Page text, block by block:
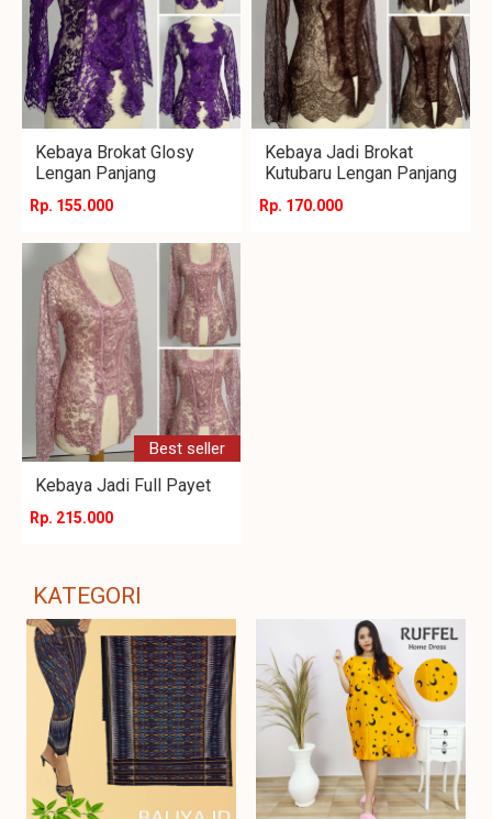
Kebaya Brokat Glosy
Lengan Panjang
Rp. 155.000
Kebaya Jadi Brokat
Kutubaru Lengan Panjang
Rp. 170.000
Best seller
Kebaya Jadi Full Payet
Rp. 215.000
KATEGORI